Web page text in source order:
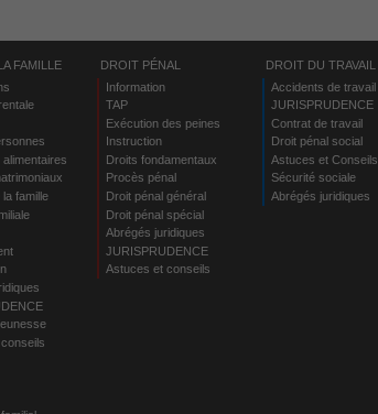
FAMILLE
famille
DROIT PÉNAL
Information
TAP
Exécution des peines
Instruction
Droits fondamentaux
Procès pénal
Droit pénal général
Droit pénal spécial
Abrégés juridiques
JURISPRUDENCE
Astuces et conseils
DROIT DU TRAVAIL
Accidents de travail
JURISPRUDENCE
Contrat de travail
Droit pénal social
Astuces et Conseils
Sécurité sociale
Abrégés juridiques